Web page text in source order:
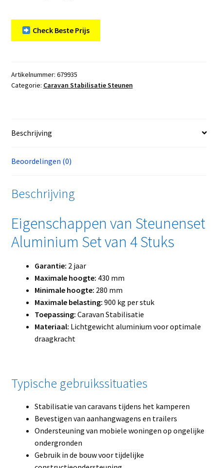
Check Beste Prijs
Artikelnummer: 679935
Categorie: Caravan Stabilisatie Steunen
Beschrijving
Beoordelingen (0)
Beschrijving
Eigenschappen van Steunenset
Aluminium Set van 4 Stuks
Garantie: 2 jaar
Maximale hoogte: 430 mm
Minimale hoogte: 280 mm
Maximale belasting: 900 kg per stuk
Toepassing: Caravan Stabilisatie
Materiaal: Lichtgewicht aluminium voor optimale
draagkracht
Typische gebruikssituaties
Stabilisatie van caravans tijdens het kamperen
Bevestigen van aanhangwagens en trailers
Ondersteuning van mobiele woningen op ongelijke
ondergronden
Gebruik in de bouw voor tijdelijke